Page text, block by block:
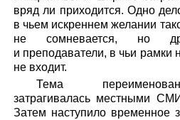
вряд ли приходится. Одно
в чьем искреннем желании
не сомневается, но
и преподаватели, в чьи рамки
не входит.
Тема
затрагивалась местными
Затем наступило временное